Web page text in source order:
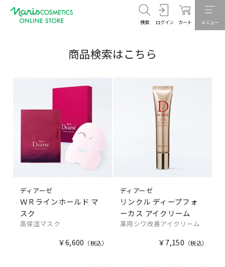
検索 ログイン カート メニュー
商品検索はこちら
ディアーゼ
ＷＲラインホールド マ
スク
高保湿マスク
￥6,600
ディアーゼ
リンクル ディープフォ
ーカス アイクリーム
薬用シワ改善アイクリーム
￥7,150